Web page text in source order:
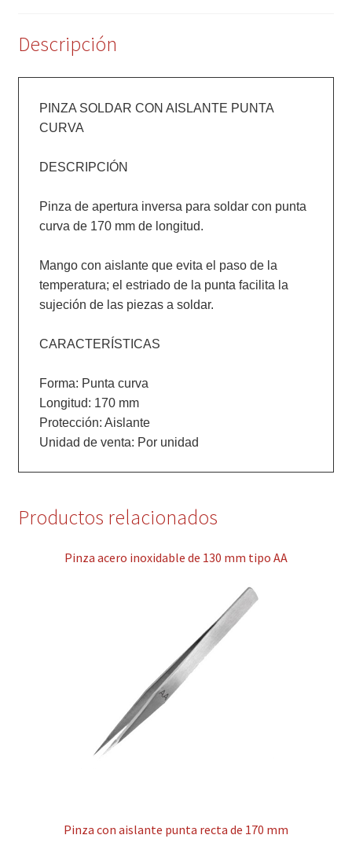
Descripción
PINZA SOLDAR CON AISLANTE PUNTA
CURVA
DESCRIPCIÓN
Pinza de apertura inversa para soldar con punta
curva de 170 mm de longitud.
Mango con aislante que evita el paso de la
temperatura; el estriado de la punta facilita la
sujeción de las piezas a soldar.
CARACTERÍSTICAS
Forma: Punta curva
Longitud: 170 mm
Protección: Aislante
Productos relacionados
Pinza acero inoxidable de 130 mm tipo AA
Pinza con aislante punta recta de 170 mm